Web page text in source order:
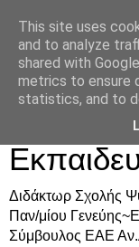
Δρ.
Διδάκτωρ Σχολής
Παν/μίου
Σύμβουλος ΕΑΕ
This site uses
and to analyze
shared with
metrics to ensure
statistics, and to